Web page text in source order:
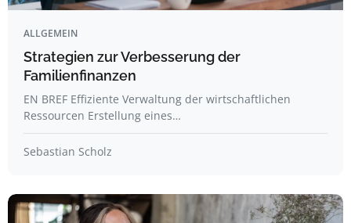
ALLGEMEIN
Strategien zur Verbesserung der
Familienfinanzen
EN BREF Effiziente Verwaltung der wirtschaftlichen
Ressourcen Erstellung eines…
Sebastian Scholz